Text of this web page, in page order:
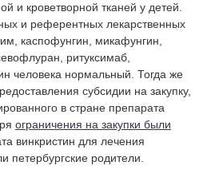
и кроветворной тканей у детей.
и референтных лекарственных
каспофунгин, микафунгин,
ритуксимаб,
человека нормальный. Тогда же
субсидии на закупку,
в стране препарата
ограничения на закупки были
винкристин для лечения
петербургские родители.